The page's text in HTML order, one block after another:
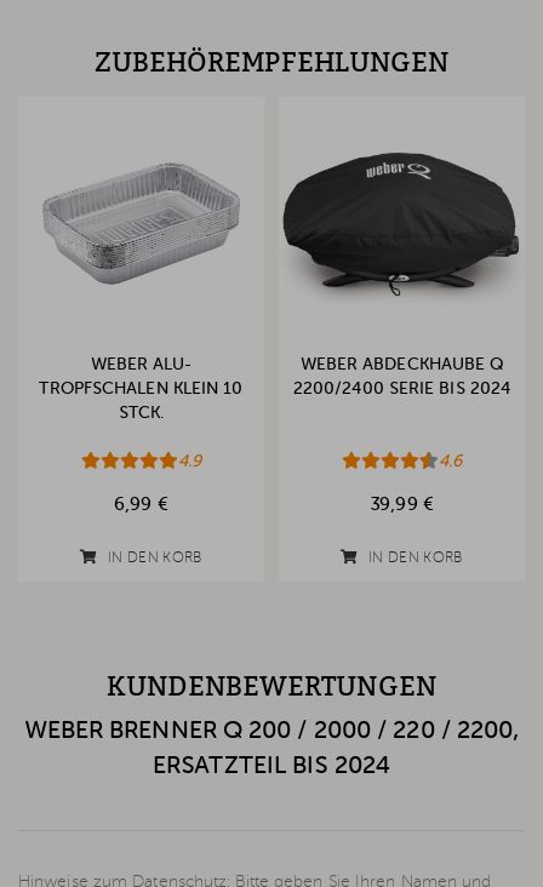
ZUBEHÖREMPFEHLUNGEN
WEBER ALU-
TROPFSCHALEN KLEIN 10
STCK.
4.9
6,99 €
IN DEN KORB
WEBER ABDECKHAUBE Q
2200/2400 SERIE BIS 2024
4.6
39,99 €
IN DEN KORB
KUNDENBEWERTUNGEN
WEBER BRENNER Q 200 / 2000 / 220 / 2200,
ERSATZTEIL BIS 2024
Hinweise zum Datenschutz: Bitte geben Sie Ihren Namen und